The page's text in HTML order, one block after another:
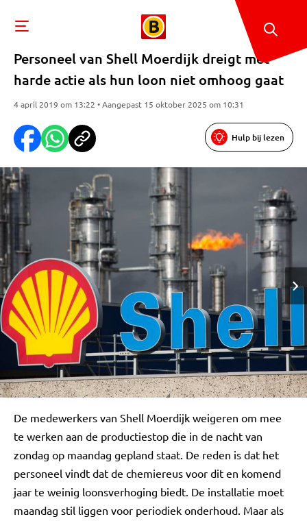
Personeel van Shell Moerdijk dreigt met
harde actie als hun loon niet omhoog gaat
4 april 2019 om 13:22 • Aangepast 15 oktober 2025 om 10:31
Hulp bij lezen
De medewerkers van Shell Moerdijk weigeren om mee
te werken aan de productiestop die in de nacht van
zondag op maandag gepland staat. De reden is dat het
personeel vindt dat de chemiereus voor dit en komend
jaar te weinig loonsverhoging biedt. De installatie moet
maandag stil liggen voor periodiek onderhoud. Maar als